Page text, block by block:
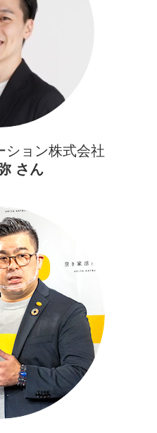
ション株式会社
さん